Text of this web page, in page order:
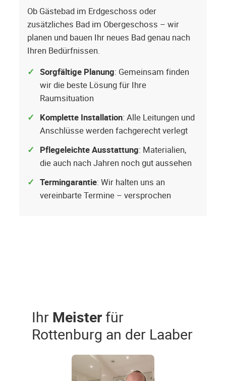
Ob Gästebad im Erdgeschoss oder
zusätzliches Bad im Obergeschoss – wir
planen und bauen Ihr neues Bad genau nach
Ihren Bedürfnissen.
Sorgfältige Planung: Gemeinsam finden
wir die beste Lösung für Ihre
Raumsituation
Komplette Installation: Alle Leitungen und
Anschlüsse werden fachgerecht verlegt
Pflegeleichte Ausstattung: Materialien,
die auch nach Jahren noch gut aussehen
Termingarantie: Wir halten uns an
vereinbarte Termine – versprochen
Ihr Meisterfür
Rottenburg an der Laaber